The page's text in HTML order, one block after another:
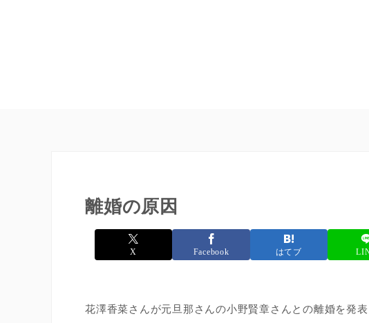
離婚の原因
X Facebook はてブ
花澤香菜さんが元旦那さんの小野賢章さんとの離婚を発表